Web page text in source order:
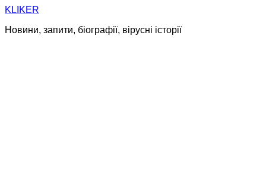
Skip
content
KLIKER
Новини, запити, біографії, вірусні історії